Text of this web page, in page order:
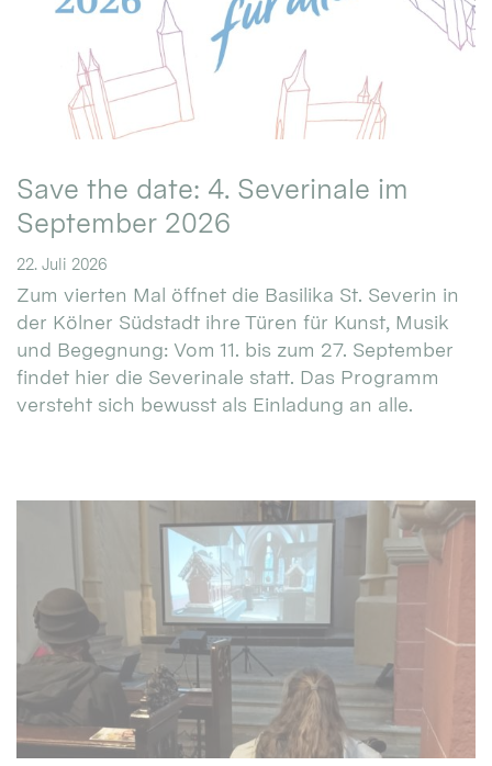
Save the date: 4. Severinale im
September 2026
22. Juli 2026
Zum vierten Mal öffnet die Basilika St. Severin in
der Kölner Südstadt ihre Türen für Kunst, Musik
und Begegnung: Vom 11. bis zum 27. September
findet hier die Severinale statt. Das Programm
versteht sich bewusst als Einladung an alle.